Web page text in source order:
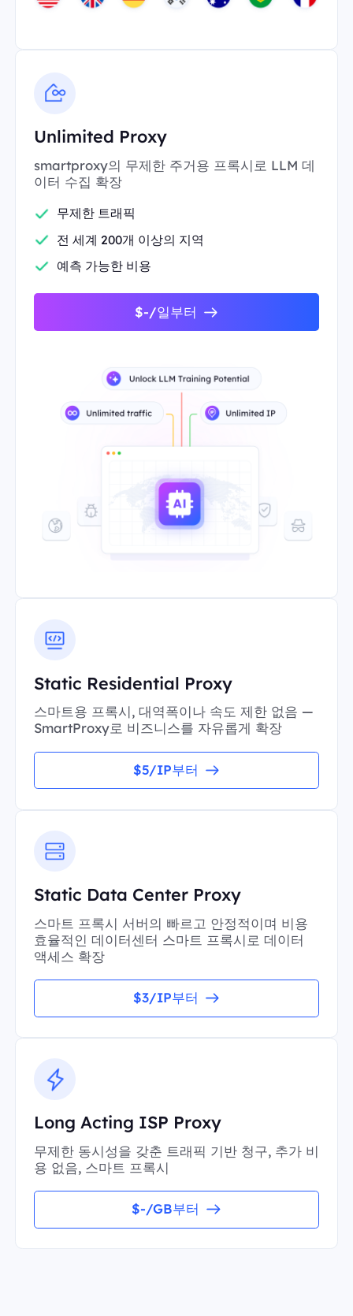
Unlimited Proxy
smartproxy의 무제한 주거용 프록시로 LLM 데
이터 수집 확장
무제한 트래픽
전 세계 200개 이상의 지역
예측 가능한 비용
$-/일부터
Static Residential Proxy
스마트용 프록시, 대역폭이나 속도 제한 없음 —
SmartProxy로 비즈니스를 자유롭게 확장
$5/IP부터
Static Data Center Proxy
스마트 프록시 서버의 빠르고 안정적이며 비용
효율적인 데이터센터 스마트 프록시로 데이터
액세스 확장
$3/IP부터
Long Acting ISP Proxy
무제한 동시성을 갖춘 트래픽 기반 청구, 추가 비
용 없음, 스마트 프록시
$-/GB부터